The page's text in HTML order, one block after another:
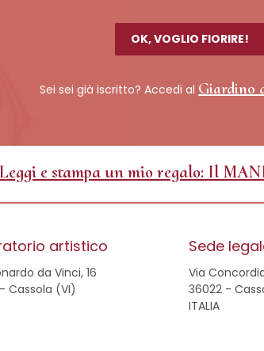
OK, VOGLIO FIORIRE!
Sei sei già iscritto? Accedi al Giardino
Leggi e stampa un mio regalo: Il
artistico
da Vinci, 16
Cassola (VI)
Sede
Via
36022 -
ITALIA